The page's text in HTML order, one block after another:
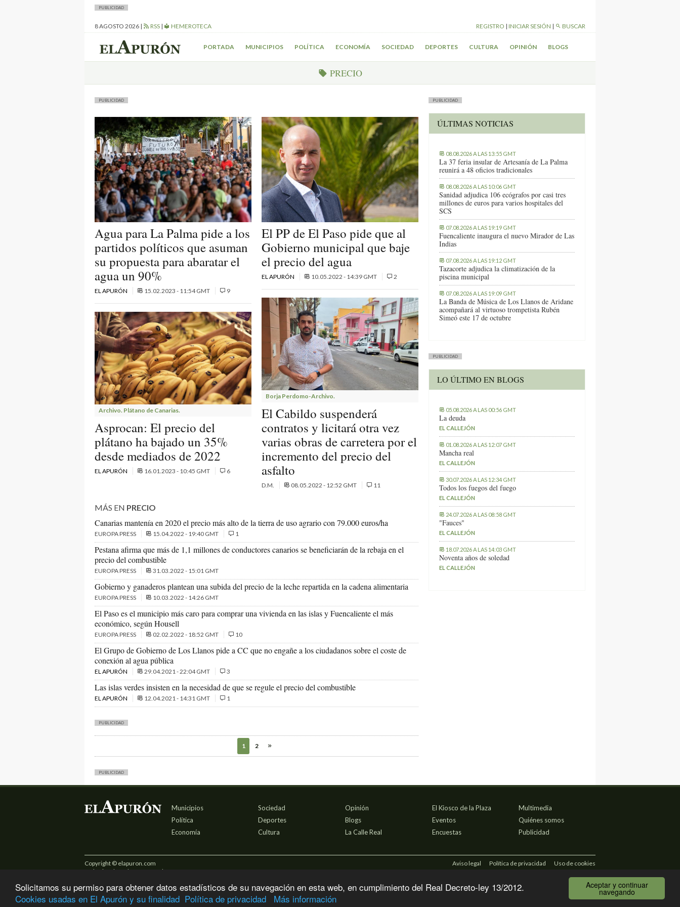
Aceptar y continuar
navegando
Solicitamos su permiso para obtener datos estadísticos de su navegación en esta web, en cumplimiento del Real Decreto-ley 13/2012.
Cookies usadas en El Apurón y su finalidad Política de privacidad Más información
PUBLICIDAD
8 AGOSTO 2026 | RSS | HEMEROTECA REGISTRO | INICIAR SESIÓN | BUSCAR
PORTADA MUNICIPIOS POLÍTICA ECONOMÍA SOCIEDAD DEPORTES CULTURA OPINIÓN BLOGS
PRECIO
PUBLICIDAD
Agua para La Palma pide a los
partidos políticos que asuman
su propuesta para abaratar el
agua un 90%
EL APURÓN 15.02.2023 - 11:54 GMT 9
Archivo. Plátano de Canarias.
Asprocan: El precio del
plátano ha bajado un 35%
desde mediados de 2022
EL APURÓN 16.01.2023 - 10:45 GMT 6
El PP de El Paso pide que al
Gobierno municipal que baje
el precio del agua
EL APURÓN 10.05.2022 - 14:39 GMT 2
Borja Perdomo-Archivo.
El Cabildo suspenderá
contratos y licitará otra vez
varias obras de carretera por el
incremento del precio del
asfalto
D.M. 08.05.2022 - 12:52 GMT 11
MÁS EN PRECIO
Canarias mantenía en 2020 el precio más alto de la tierra de uso agrario con 79.000 euros/ha
EUROPA PRESS 15.04.2022 - 19:40 GMT 1
Pestana afirma que más de 1,1 millones de conductores canarios se beneficiarán de la rebaja en el
precio del combustible
EUROPA PRESS 31.03.2022 - 15:01 GMT
Gobierno y ganaderos plantean una subida del precio de la leche repartida en la cadena alimentaria
EUROPA PRESS 10.03.2022 - 14:26 GMT
El Paso es el municipio más caro para comprar una vivienda en las islas y Fuencaliente el más
económico, según Housell
EUROPA PRESS 02.02.2022 - 18:52 GMT 10
El Grupo de Gobierno de Los Llanos pide a CC que no engañe a los ciudadanos sobre el coste de
conexión al agua pública
EL APURÓN 29.04.2021 - 22:04 GMT 3
Las islas verdes insisten en la necesidad de que se regule el precio del combustible
EL APURÓN 12.04.2021 - 14:31 GMT 1
PUBLICIDAD
1 2
PUBLICIDAD
ÚLTIMAS NOTICIAS
08.08.2026 A LAS 13:55 GMT
La 37 feria insular de Artesanía de La Palma
reunirá a 48 oficios tradicionales
08.08.2026 A LAS 10:06 GMT
Sanidad adjudica 106 ecógrafos por casi tres
millones de euros para varios hospitales del
SCS
07.08.2026 A LAS 19:19 GMT
Fuencaliente inaugura el nuevo Mirador de Las
Indias
07.08.2026 A LAS 19:12 GMT
Tazacorte adjudica la climatización de la
piscina municipal
07.08.2026 A LAS 19:09 GMT
La Banda de Música de Los Llanos de Aridane
acompañará al virtuoso trompetista Rubén
Simeó este 17 de octubre
PUBLICIDAD
LO ÚLTIMO EN BLOGS
05.08.2026 A LAS 00:56 GMT
La deuda
EL CALLEJÓN
01.08.2026 A LAS 12:07 GMT
Mancha real
EL CALLEJÓN
30.07.2026 A LAS 12:34 GMT
Todos los fuegos del fuego
EL CALLEJÓN
24.07.2026 A LAS 08:58 GMT
"Fauces"
EL CALLEJÓN
18.07.2026 A LAS 14:03 GMT
Noventa años de soledad
EL CALLEJÓN
PUBLICIDAD
Municipios
Política
Economía
Sociedad
Deportes
Cultura
Opinión
Blogs
La Calle Real
El Kiosco de la Plaza
Eventos
Encuestas
Multimedia
Quiénes somos
Publicidad
Copyright © elapuron.com
Todos los derechos reservados
Aviso legal Política de privacidad Uso de cookies